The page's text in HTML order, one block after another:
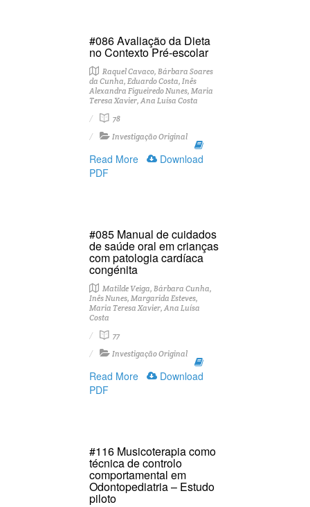
#086 Avaliação da Dieta
no Contexto Pré-escolar
Raquel Cavaco, Bárbara Soares
da Cunha, Eduardo Costa, Inês
Alexandra Figueiredo Nunes, Maria
Teresa Xavier, Ana Luísa Costa
78
Investigação Original
Read More
Download
PDF
#085 Manual de cuidados
de saúde oral em crianças
com patologia cardíaca
congénita
Matilde Veiga, Bárbara Cunha,
Inês Nunes, Margarida Esteves,
Maria Teresa Xavier, Ana Luísa
Costa
77
Investigação Original
Read More
Download
PDF
#116 Musicoterapia como
técnica de controlo
comportamental em
Odontopediatria – Estudo
piloto